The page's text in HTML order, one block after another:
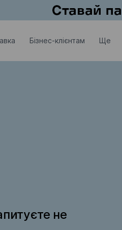
Бізнес-клієнтам Ще
не